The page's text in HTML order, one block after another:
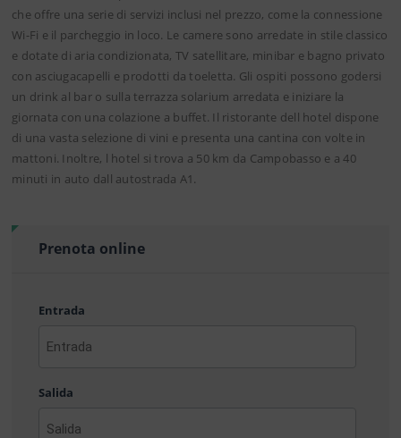
che offre una serie di servizi inclusi nel prezzo, come la connessione
Wi-Fi e il parcheggio in loco. Le camere sono arredate in stile classico
e dotate di aria condizionata, TV satellitare, minibar e bagno privato
con asciugacapelli e prodotti da toeletta. Gli ospiti possono godersi
un drink al bar o sulla terrazza solarium arredata e iniziare la
giornata con una colazione a buffet. Il ristorante dell hotel dispone
di una vasta selezione di vini e presenta una cantina con volte in
mattoni. Inoltre, l hotel si trova a 50 km da Campobasso e a 40
minuti in auto dall autostrada A1.
Prenota online
Entrada
AAAA
MM
Salida